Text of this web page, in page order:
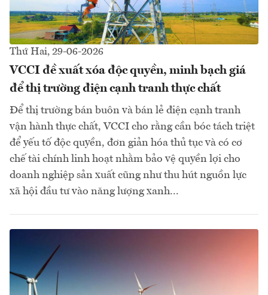
Thứ Hai, 29-06-2026
VCCI đề xuất xóa độc quyền, minh bạch giá
để thị trường điện cạnh tranh thực chất
Để thị trường bán buôn và bán lẻ điện cạnh tranh
vận hành thực chất, VCCI cho rằng cần bóc tách triệt
để yếu tố độc quyền, đơn giản hóa thủ tục và có cơ
chế tài chính linh hoạt nhằm bảo vệ quyền lợi cho
doanh nghiệp sản xuất cũng như thu hút nguồn lực
xã hội đầu tư vào năng lượng xanh...